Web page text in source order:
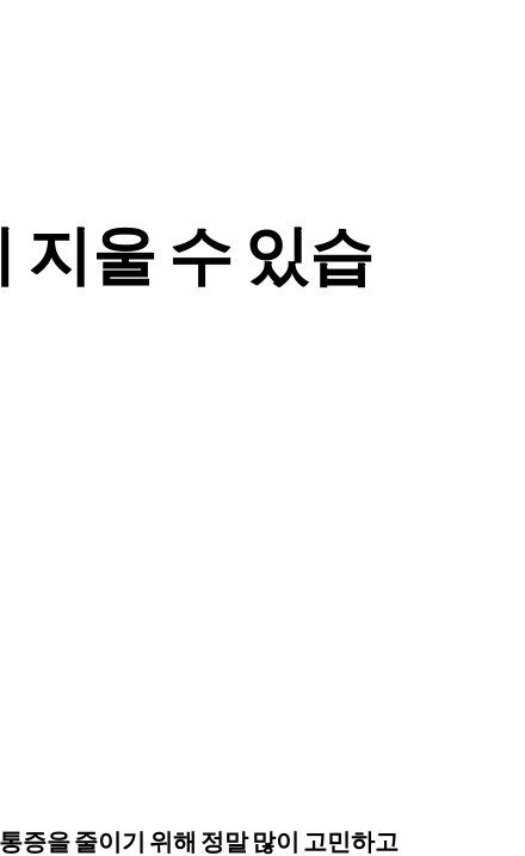
지울 수 있습
증을 줄이기 위해 정말 많이 고민하고